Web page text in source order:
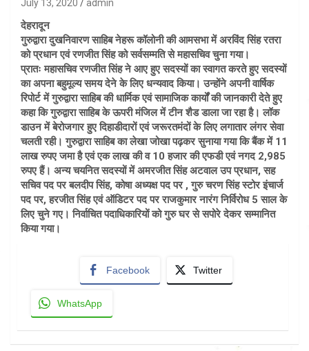
July 13, 2020 admin
देहरादून
गुरुद्वारा दुखनिवारण साहिब नेहरू कॉलोनी की आमसभा में अरविंद सिंह रतरा
को प्रधान एवं रणजीत सिंह को सर्वसम्मति से महासचिव चुना गया।
प्रातः महासचिव रणजीत सिंह ने आए हुए सदस्यों का स्वागत करते हुए सदस्यों
का अपना बहुमूल्य समय देने के लिए धन्यवाद किया। उन्होंने अपनी वार्षिक
रिपोर्ट में गुरुद्वारा साहिब की धार्मिक एवं सामाजिक कार्यों की जानकारी देते हुए
कहा कि गुरुद्वारा साहिब के ऊपरी मंजिल में टीन शैड डाला जा रहा है। लॉक
डाउन में बेरोजगार हुए दिहाडीदारों एवं जरूरतमंदों के लिए लगातार लंगर सेवा
चलती रही। गुरुद्वारा साहिब का लेखा जोखा पढ़कर सुनाया गया कि बैंक में 11
लाख रुपए जमा है एवं एक लाख की व 10 हजार की एफडी एवं नगद 2,985
रुपए हैं। अन्य चयनित सदस्यों में अमरजीत सिंह अटवाल उप प्रधान, सह
सचिव पद पर बलदीप सिंह, कोषा अध्यक्ष पद पर , गुरु चरण सिंह स्टोर इंचार्ज
पद पर, हरजीत सिंह एवं ऑडिटर पद पर राजकुमार नारंग निर्विरोध 5 साल के
लिए चुने गए। निर्वाचित पदाधिकारियों को गुरु घर से सपोरे देकर सम्मानित
किया गया।
Facebook Twitter
WhatsApp